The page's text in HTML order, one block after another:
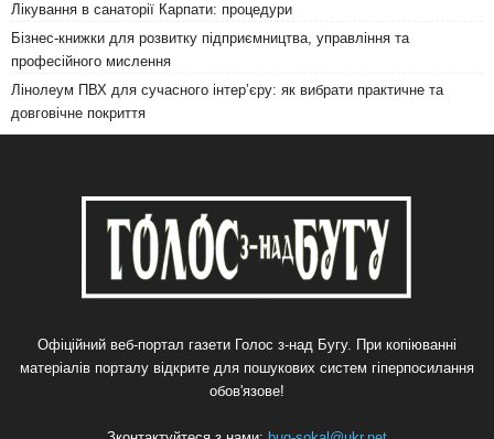
Лікування в санаторії Карпати: процедури
Бізнес-книжки для розвитку підприємництва, управління та
професійного мислення
Лінолеум ПВХ для сучасного інтер’єру: як вибрати практичне та
довговічне покриття
Офіційний веб-портал газети Голос з-над Бугу. При копіюванні
матеріалів порталу відкрите для пошукових систем гіперпосилання
обов'язове!